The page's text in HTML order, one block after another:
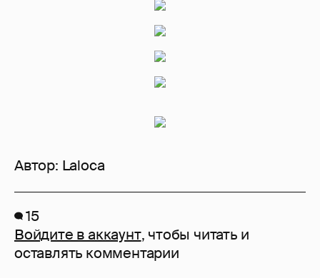
Автор: Laloca
15
Войдите в аккаунт, чтобы читать и
оставлять комментарии